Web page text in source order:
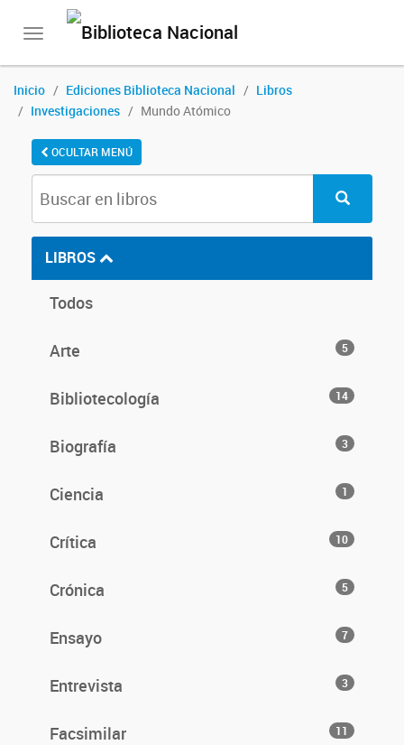
Toggle
Inicio Ediciones Biblioteca Nacional
Libros
Investigaciones
Mundo Atómico
OCULTAR MENÚ
LIBROS
Todos
Arte 5
Bibliotecología 14
Biografía 3
Ciencia 1
Crítica 10
Crónica 5
Ensayo 7
Entrevista 3
Facsimilar 11